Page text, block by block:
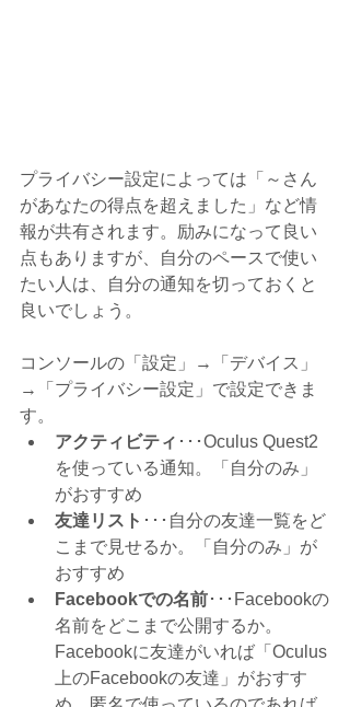
プライバシー設定によっては「～さん
があなたの得点を超えました」など情
報が共有されます。励みになって良い
点もありますが、自分のペースで使い
たい人は、自分の通知を切っておくと
良いでしょう。
コンソールの「設定」→「デバイス」
→「プライバシー設定」で設定できま
す。
アクティビティ ･･･Oculus Quest2
を使っている通知。「自分のみ」
がおすすめ
友達リスト ･･･自分の友達一覧をど
こまで見せるか。「自分のみ」が
おすすめ
Facebookでの名前･･･Facebookの
名前をどこまで公開するか。
Facebookに友達がいれば「 Oculus
上のFacebookの友達 」がおすす